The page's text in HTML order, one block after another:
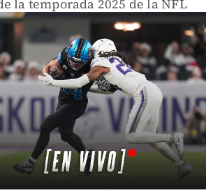
la temporada 2025 de la NFL